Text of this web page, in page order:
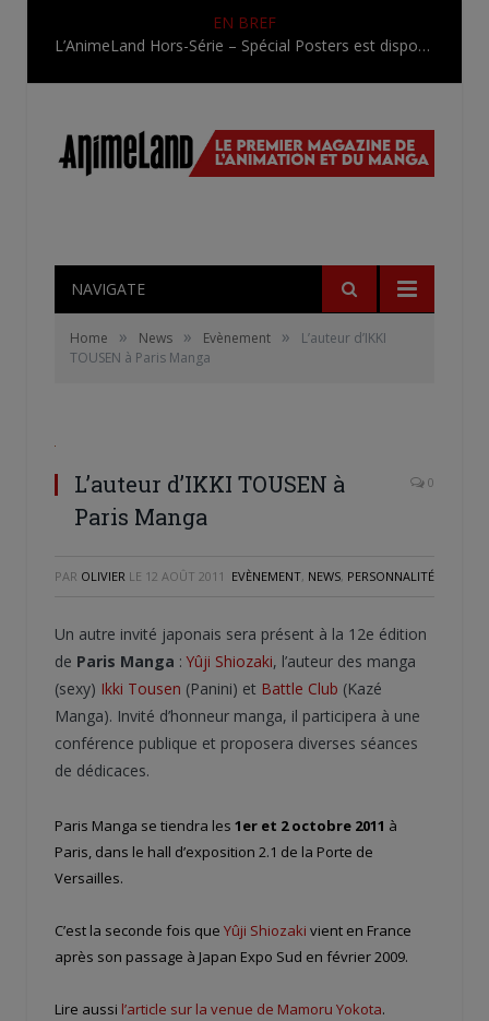
EN BREF
L’AnimeLand Hors-Série – Spécial Posters est disponible !
NAVIGATE
Home » News » Evènement »
L’auteur d’IKKI
TOUSEN à Paris Manga
L’auteur d’IKKI TOUSEN à
Paris Manga
0
PAR OLIVIER LE 12 AOÛT 2011 EVÈNEMENT, NEWS, PERSONNALITÉ
Un autre invité japonais sera présent à la 12e édition
de Paris Manga :Yûji Shiozaki, l’auteur des manga
(sexy) Ikki Tousen (Panini) et Battle Club (Kazé
Manga). Invité d’honneur manga, il participera à une
conférence publique et proposera diverses séances
de dédicaces.
Paris Manga se tiendra les 1er et 2 octobre 2011 à
Paris, dans le hall d’exposition 2.1 de la Porte de
Versailles.
C’est la seconde fois que Yûji Shiozaki vient en France
après son passage à Japan Expo Sud en février 2009.
Lire aussi l’article sur la venue de Mamoru Yokota.